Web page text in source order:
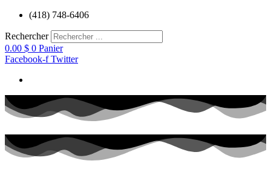
Aller
contenu
(418) 748-6406
Rechercher
0.00 $ 0 Panier
Facebook-f Twitter